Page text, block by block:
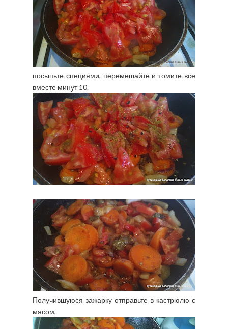
посыпьте специями, перемешайте и томите все
вместе минут 10.
Получившуюся зажарку отправьте в кастрюлю с
мясом,